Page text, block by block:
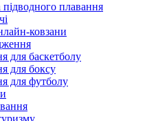
підводного плавання
ковзани
для баскетболу
для боксу
для футболу